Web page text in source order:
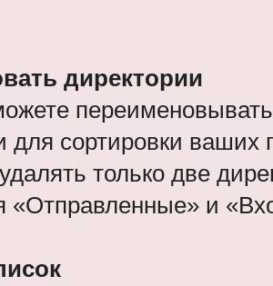
директории
для сортировки ваших
только две
«Отправленные» и